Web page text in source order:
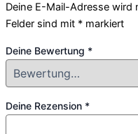
Deine E-Mail-Adresse
Felder sind mit * markiert
Deine Bewertung *
Deine Rezension *